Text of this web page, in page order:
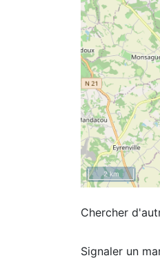
2 km
Chercher
Signaler un